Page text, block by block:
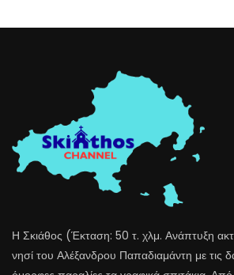
Η Σκιάθος (Έκταση: 50 τ. χλμ. Ανάπτυξη
νησί του Αλέξανδρου Παπαδιαμάντη με τις